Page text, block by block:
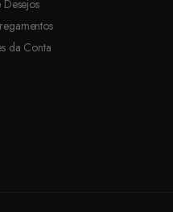
Desejos
da Conta